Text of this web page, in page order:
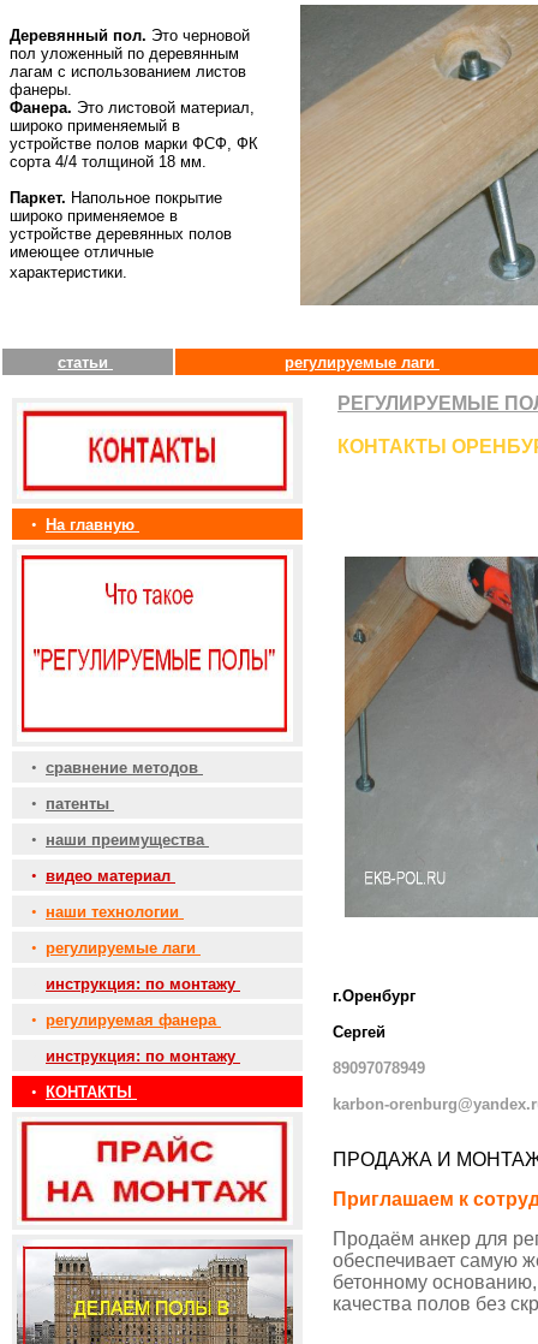
Деревянный пол. Это черновой
пол уложенный по деревянным
лагам с использованием листов
фанеры.
Фанера. Это листовой материал,
широко применяемый в
устройстве полов марки ФСФ, ФК
сорта 4/4 толщиной 18 мм.
Паркет. Напольное покрытие
широко применяемое в
устройстве деревянных полов
имеющее отличные
характеристики.
статьи регулируемые лаги
• На главную
• сравнение методов
• патенты
• наши преимущества
• видео материал
• наши технологии
• регулируемые лаги
инструкция: по монтажу
• регулируемая фанера
инструкция: по монтажу
•
КОНТАКТЫ
РЕГУЛИРУЕМЫЕ
КОНТАКТЫ
г.Оренбург
Сергей
89097078949
karbon-
ПРОДАЖА И
Приглашаем к
Продаём анкер для
обеспечивает самую
бетонному
качества полов без